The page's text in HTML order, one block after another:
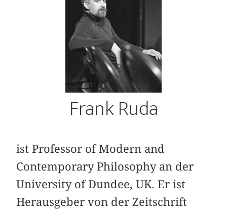
Frank Ruda
ist Professor of Modern and
Contemporary Philosophy an der
University of Dundee, UK. Er ist
Herausgeber von der Zeitschrift